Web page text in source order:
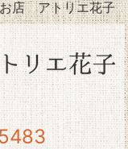
お店 アトリエ花子